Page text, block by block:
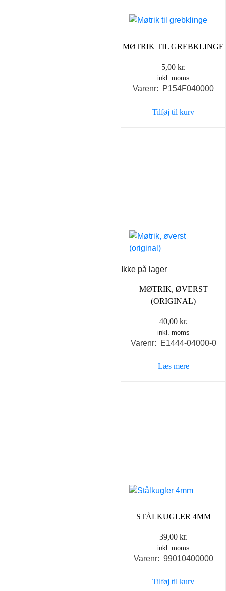
MØTRIK TIL GREBKLINGE
5,00 kr.
inkl. moms
Varenr: P154F040000
Tilføj til kurv
Ikke på lager
MØTRIK, ØVERST
(ORIGINAL)
40,00 kr.
inkl. moms
Varenr: E1444-04000-0
Læs mere
STÅLKUGLER 4MM
39,00 kr.
inkl. moms
Varenr: 99010400000
Tilføj til kurv